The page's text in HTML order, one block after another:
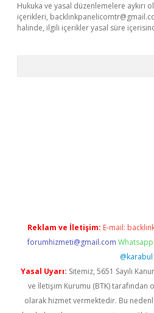
Hukuka ve yasal düzenlemelere aykırı
içerikleri,
halinde, ilgili içerikler yasal süre
Reklam ve İletişim: E-mail:
forumhizmeti@gmail.com
@karabul
Yasal Uyarı: Sitemiz, 5651 Sayılı
ve İletişim Kurumu (BTK) tarafından
olarak hizmet vermektedir. Bu